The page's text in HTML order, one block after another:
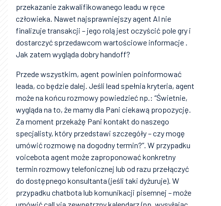
przekazanie zakwalifikowanego leadu w ręce
człowieka. Nawet najsprawniejszy agent AI nie
finalizuje transakcji – jego rolą jest oczyścić pole gry i
dostarczyć sprzedawcom wartościowe informacje .
Jak zatem wygląda dobry handoff?
Przede wszystkim, agent powinien poinformować
leada, co będzie dalej. Jeśli lead spełnia kryteria, agent
może na końcu rozmowy powiedzieć np.: “Świetnie,
wygląda na to, że mamy dla Pani ciekawą propozycję.
Za moment przekażę Pani kontakt do naszego
specjalisty, który przedstawi szczegóły – czy mogę
umówić rozmowę na dogodny termin?”. W przypadku
voicebota agent może zaproponować konkretny
termin rozmowy telefonicznej lub od razu przełączyć
do dostępnego konsultanta (jeśli taki dyżuruje). W
przypadku chatbota lub komunikacji pisemnej – może
umówić call via zewnętrzny kalendarz (np. wysyłając